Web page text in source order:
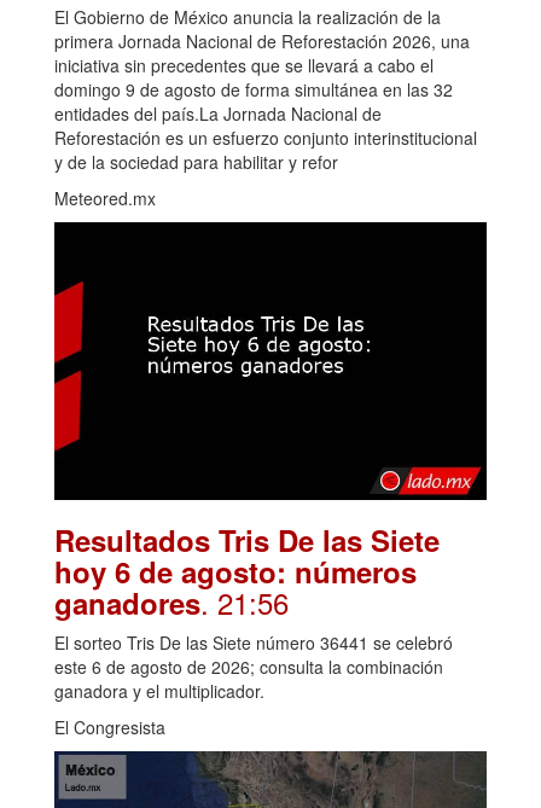
El Gobierno de México anuncia la realización de la
primera Jornada Nacional de Reforestación 2026, una
iniciativa sin precedentes que se llevará a cabo el
domingo 9 de agosto de forma simultánea en las 32
entidades del país.La Jornada Nacional de
Reforestación es un esfuerzo conjunto interinstitucional
y de la sociedad para habilitar y refor
Meteored.mx
Resultados Tris De las Siete
hoy 6 de agosto: números
ganadores. 21:56
El sorteo Tris De las Siete número 36441 se celebró
este 6 de agosto de 2026; consulta la combinación
ganadora y el multiplicador.
El Congresista